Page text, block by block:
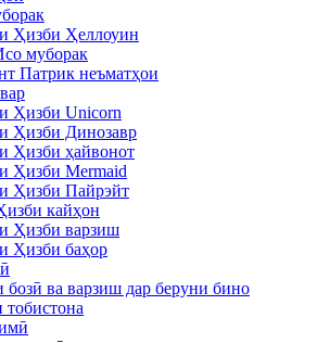
Ҳизби Ҳеллоуин
муборак
Патрик неъматҳои
Ҳизби Unicorn
Ҳизби Динозавр
Ҳизби ҳайвонот
Ҳизби Mermaid
Ҳизби Пайрэйт
кайҳон
Ҳизби варзиш
Ҳизби баҳор
бозӣ ва варзиш дар беруни бино
тобистона